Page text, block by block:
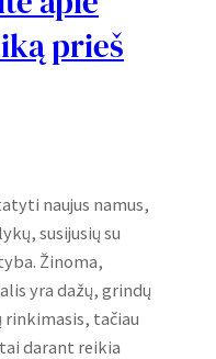
prieš
naujus namus,
susijusių su
Žinoma,
yra dažų, grindų
tačiau
darant reikia